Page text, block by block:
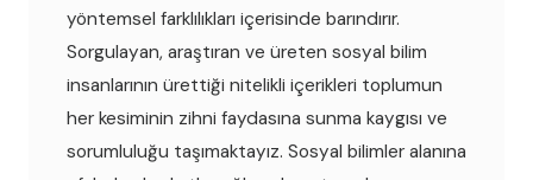
yöntemsel farklılıkları içerisinde barındırır.
Sorgulayan, araştıran ve üreten sosyal bilim
insanlarının ürettiği nitelikli içerikleri toplumun
her kesiminin zihni faydasına sunma kaygısı ve
sorumluluğu taşımaktayız. Sosyal bilimler alanına